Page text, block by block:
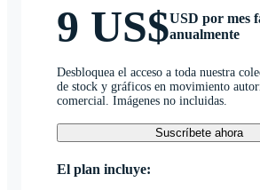
9 US$USD por mes
anualmente
Desbloquea el acceso a toda nuestra
de stock y gráficos en movimiento
comercial. Imágenes no incluidas.
Suscríbete ahora
El plan incluye: